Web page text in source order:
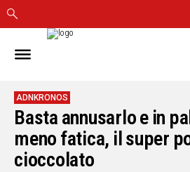
IN
CAGLIARI
SASSARI
NUORO
ORISTANO
ADNKRONOS
Basta annusarlo e in
meno fatica, il super
cioccolato